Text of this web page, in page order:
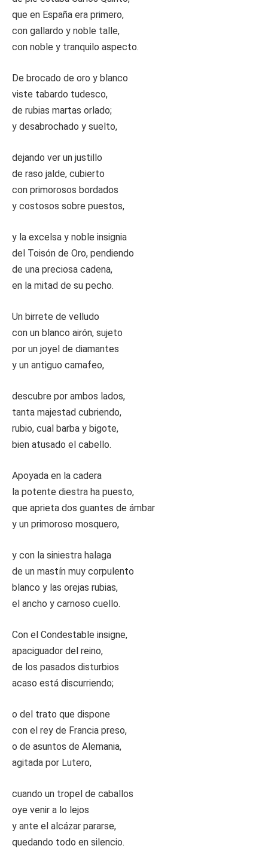
que en España era primero,
con gallardo y noble talle,
con noble y tranquilo aspecto.
De brocado de oro y blanco
viste tabardo tudesco,
de rubias martas orlado;
y desabrochado y suelto,
dejando ver un justillo
de raso jalde, cubierto
con primorosos bordados
y costosos sobre puestos,
y la excelsa y noble insignia
del Toisón de Oro, pendiendo
de una preciosa cadena,
en la mitad de su pecho.
Un birrete de velludo
con un blanco airón, sujeto
por un joyel de diamantes
y un antiguo camafeo,
descubre por ambos lados,
tanta majestad cubriendo,
rubio, cual barba y bigote,
bien atusado el cabello.
Apoyada en la cadera
la potente diestra ha puesto,
que aprieta dos guantes de ámbar
y un primoroso mosquero,
y con la siniestra halaga
de un mastín muy corpulento
blanco y las orejas rubias,
el ancho y carnoso cuello.
Con el Condestable insigne,
apaciguador del reino,
de los pasados disturbios
acaso está discurriendo;
o del trato que dispone
con el rey de Francia preso,
o de asuntos de Alemania,
agitada por Lutero,
cuando un tropel de caballos
oye venir a lo lejos
y ante el alcázar pararse,
quedando todo en silencio.